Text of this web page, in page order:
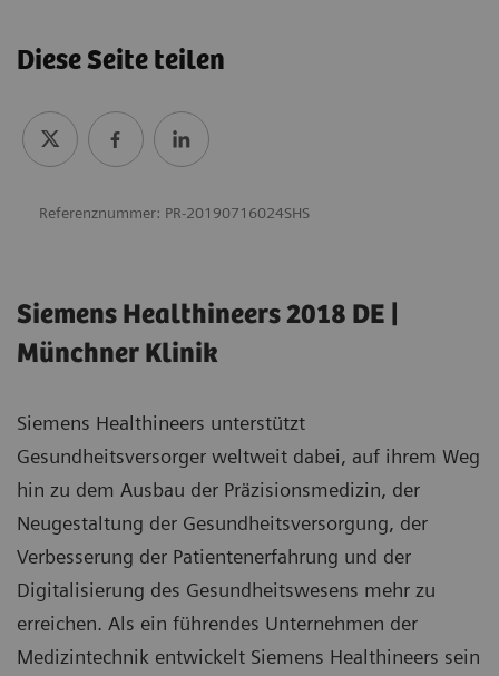
Diese Seite teilen
Referenznummer: PR-20190716024SHS
Siemens Healthineers 2018 DE |
Münchner Klinik
Siemens Healthineers unterstützt
Gesundheitsversorger weltweit dabei, auf ihrem Weg
hin zu dem Ausbau der Präzisionsmedizin, der
Neugestaltung der Gesundheitsversorgung, der
Verbesserung der Patientenerfahrung und der
Digitalisierung des Gesundheitswesens mehr zu
erreichen. Als ein führendes Unternehmen der
Medizintechnik entwickelt Siemens Healthineers sein